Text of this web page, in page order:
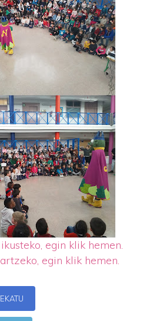
egin klik hemen.
egin klik hemen.